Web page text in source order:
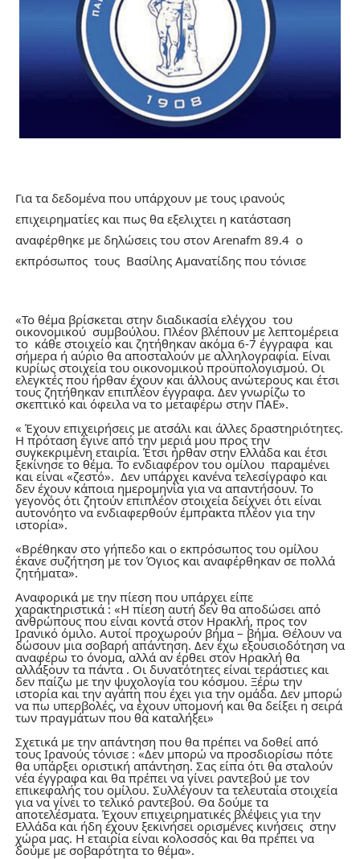
Για τα δεδομένα που υπάρχουν με τους ιρανούς
επιχειρηματίες και πως θα εξελιχτει η κατάσταση
αναφέρθηκε με δηλώσεις του στον Arenafm 89.4 ο
εκπρόσωπος τους Βασίλης Αμανατίδης που τόνισε
«Το θέμα βρίσκεται στην διαδικασία ελέγχου του
οικονομικού συμβούλου. Πλέον βλέπουν με λεπτομέρεια
το κάθε στοιχείο και ζητήθηκαν ακόμα 6-7 έγγραφα και
σήμερα ή αύριο θα αποσταλούν με αλληλογραφία. Είναι
κυρίως στοιχεία του οικονομικού προϋπολογισμού. Οι
ελεγκτές που ήρθαν έχουν και άλλους ανώτερους και έτσι
τους ζητήθηκαν επιπλέον έγγραφα. Δεν γνωρίζω το
σκεπτικό και όφειλα να το μεταφέρω στην ΠΑΕ».
« Έχουν επιχειρήσεις με ατσάλι και άλλες δραστηριότητες.
Η πρόταση έγινε από την μεριά μου προς την
συγκεκριμένη εταιρία. Έτσι ήρθαν στην Ελλάδα και έτσι
ξεκίνησε το θέμα. Το ενδιαφέρον του ομίλου παραμένει
και είναι «ζεστό». Δεν υπάρχει κανένα τελεσίγραφο και
δεν έχουν κάποια ημερομηνία για να απαντήσουν. Το
γεγονός ότι ζητούν επιπλέον στοιχεία δείχνει ότι είναι
αυτονόητο να ενδιαφερθούν έμπρακτα πλέον για την
ιστορία».
«Βρέθηκαν στο γήπεδο και ο εκπρόσωπος του ομίλου
έκανε συζήτηση με τον Όγιος και αναφέρθηκαν σε πολλά
ζητήματα».
Αναφορικά με την πίεση που υπάρχει είπε
χαρακτηριστικά : «Η πίεση αυτή δεν θα αποδώσει από
ανθρώπους που είναι κοντά στον Ηρακλή, προς τον
Ιρανικό όμιλο. Αυτοί προχωρούν βήμα – βήμα. Θέλουν να
δώσουν μια σοβαρή απάντηση. Δεν έχω εξουσιοδότηση να
αναφέρω το όνομα, αλλά αν έρθει στον Ηρακλή θα
αλλάξουν τα πάντα . Οι δυνατότητες είναι τεράστιες και
δεν παίζω με την ψυχολογία του κόσμου. Ξέρω την
ιστορία και την αγάπη που έχει για την ομάδα. Δεν μπορώ
να πω υπερβολές, να έχουν υπομονή και θα δείξει η σειρά
των πραγμάτων που θα καταλήξει»
Σχετικά με την απάντηση που θα πρέπει να δοθεί από
τους Ιρανούς τόνισε : «Δεν μπορώ να προσδιορίσω πότε
θα υπάρξει οριστική απάντηση. Σας είπα ότι θα σταλούν
νέα έγγραφα και θα πρέπει να γίνει ραντεβού με τον
επικεφαλής του ομίλου. Συλλέγουν τα τελευταία στοιχεία
για να γίνει το τελικό ραντεβού. Θα δούμε τα
αποτελέσματα. Έχουν επιχειρηματικές βλέψεις για την
Ελλάδα και ήδη έχουν ξεκινήσει ορισμένες κινήσεις στην
χώρα μας. Η εταιρία είναι κολοσσός και θα πρέπει να
δούμε με σοβαρότητα το θέμα».